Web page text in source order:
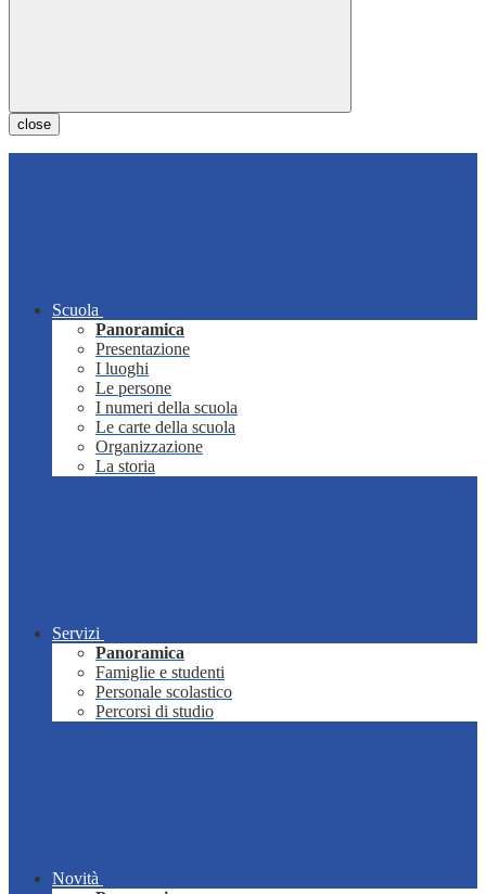
close
Scuola
Panoramica
Presentazione
I luoghi
Le persone
I numeri della scuola
Le carte della scuola
Organizzazione
La storia
Servizi
Panoramica
Famiglie e studenti
Personale scolastico
Percorsi di studio
Novità